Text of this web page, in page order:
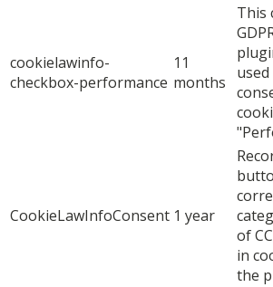
cookielawinfo-
checkbox-performance
11
months
This
CookieLawInfoConsent 1 year
of
in
the